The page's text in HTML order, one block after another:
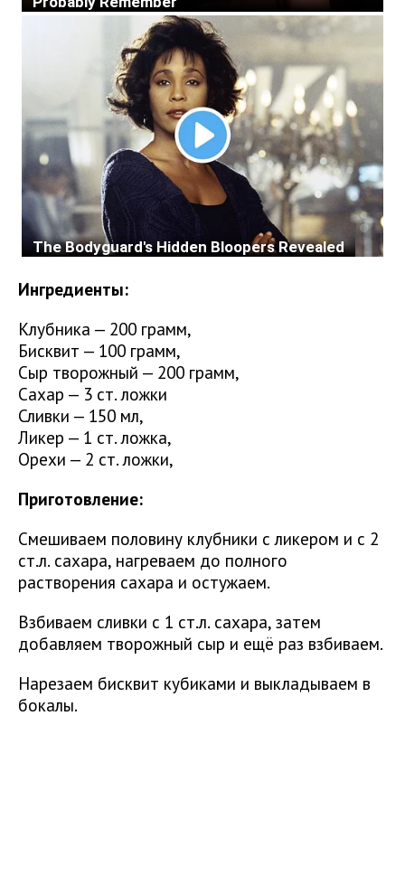
Ингредиенты:
Клубника — 200 грамм,
Бисквит — 100 грамм,
Сыр творожный — 200 грамм,
Сахар — 3 ст. ложки
Сливки — 150 мл,
Ликер — 1 ст. ложка,
Орехи — 2 ст. ложки,
Приготовление:
Смешиваем половину клубники с ликером и с 2
ст.л. сахара, нагреваем до полного
растворения сахара и остужаем.
Взбиваем сливки с 1 ст.л. сахара, затем
добавляем творожный сыр и ещё раз взбиваем.
Нарезаем бисквит кубиками и выкладываем в
бокалы.